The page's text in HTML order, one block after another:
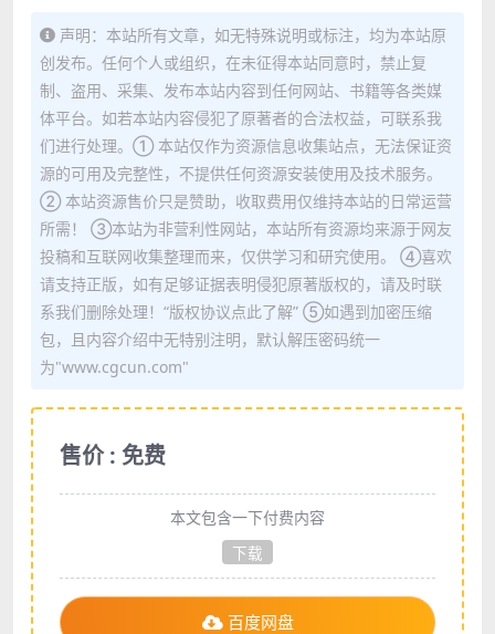
声明：本站所有文章，如无特殊说明或标注，均为本站原
创发布。任何个人或组织，在未征得本站同意时，禁止复
制、盗用、采集、发布本站内容到任何网站、书籍等各类媒
体平台。如若本站内容侵犯了原著者的合法权益，可联系我
们进行处理。① 本站仅作为资源信息收集站点，无法保证资
源的可用及完整性，不提供任何资源安装使用及技术服务。
② 本站资源售价只是赞助，收取费用仅维持本站的日常运营
所需！ ③本站为非营利性网站，本站所有资源均来源于网友
投稿和互联网收集整理而来，仅供学习和研究使用。 ④喜欢
请支持正版，如有足够证据表明侵犯原著版权的，请及时联
系我们删除处理！“版权协议点此了解” ⑤如遇到加密压缩
包，且内容介绍中无特别注明，默认解压密码统一
为"www.cgcun.com"
售价 : 免费
本文包含一下付费内容
下载
百度网盘